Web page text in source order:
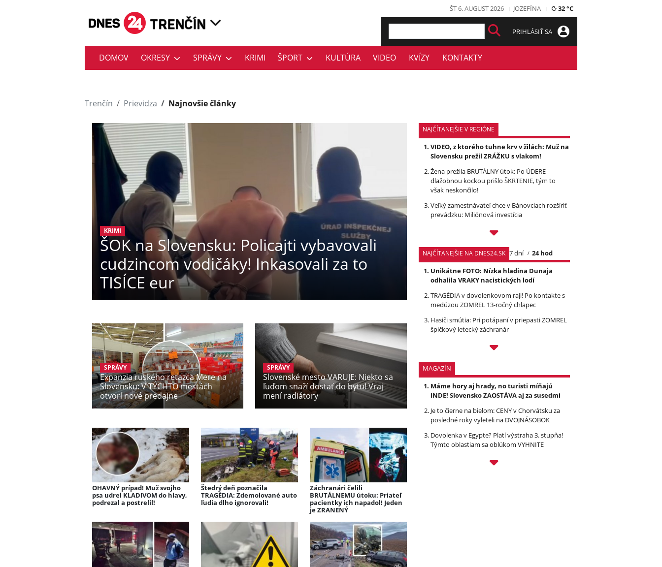
ŠT 6. AUGUST 2026 JOZEFÍNA 32 °C
PRIHLÁSIŤ SA
DOMOV OKRESY SPRÁVY KRIMI ŠPORT KULTÚRA VIDEO KVÍZY KONTAKTY
Trenčín Prievidza Najnovšie články
KRIMI
ŠOK na Slovensku: Policajti vybavovali
cudzincom vodičáky! Inkasovali za to
TISÍCE eur
SPRÁVY
Expanzia ruského reťazca Mere na
Slovensku: V TÝCHTO mestách
otvorí nové predajne
SPRÁVY
Slovenské mesto VARUJE: Niekto sa
ľuďom snaží dostať do bytu! Vraj
mení radiátory
OHAVNÝ prípad! Muž svojho
psa udrel KLADIVOM do hlavy,
podrezal a postrelil!
Štedrý deň poznačila
TRAGÉDIA: Zdemolované auto
ľudia dlho ignorovali!
Záchranári čelili
BRUTÁLNEMU útoku: Priateľ
pacientky ich napadol! Jeden
je ZRANENÝ
NAJČÍTANEJŠIE V REGIÓNE
VIDEO, z ktorého tuhne krv v žilách: Muž na
Slovensku prežil ZRÁŽKU s vlakom!
Žena prežila BRUTÁLNY útok: Po ÚDERE
dlažobnou kockou prišlo ŠKRTENIE, tým to
však neskončilo!
Veľký zamestnávateľ chce v Bánovciach rozšíriť
prevádzku: Miliónová investícia
NAJČÍTANEJŠIE NA DNES24.SK 7 dní
24 hod
Unikátne FOTO: Nízka hladina Dunaja
odhalila VRAKY nacistických lodí
TRAGÉDIA v dovolenkovom raji! Po kontakte s
medúzou ZOMREL 13-ročný chlapec
Hasiči smútia: Pri potápaní v priepasti ZOMREL
špičkový letecký záchranár
MAGAZÍN
Máme hory aj hrady, no turisti míňajú
INDE! Slovensko ZAOSTÁVA aj za susedmi
Je to čierne na bielom: CENY v Chorvátsku za
posledné roky vyleteli na DVOJNÁSOBOK
Dovolenka v Egypte? Platí výstraha 3. stupňa!
Týmto oblastiam sa oblúkom VYHNITE